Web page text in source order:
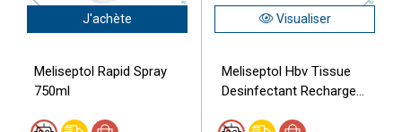
J'achète
Meliseptol Rapid Spray
750ml
Visualiser
Meliseptol Hbv Tissue
Desinfectant Recharge...